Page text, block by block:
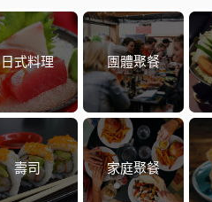
日式料理 團體聚餐
壽司 家庭聚餐